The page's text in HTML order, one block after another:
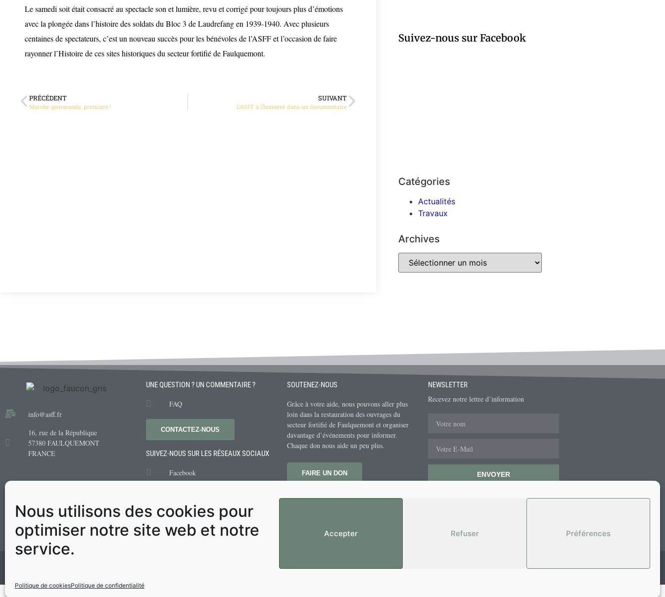
Nous utilisons des cookies pour
optimiser notre site web et notre
service.
Accepter Refuser Préférences
Politique de cookiesPolitique de confidentialité
Le samedi soit était consacré au spectacle son et lumière, revu et corrigé pour toujours plus d’émotions
avec la plongée dans l’histoire des soldats du Bloc 3 de Laudrefang en 1939-1940. Avec plusieurs
centaines de spectateurs, c’est un nouveau succès pour les bénévoles de l’ASFF et l’occasion de faire
rayonner l’Histoire de ces sites historiques du secteur fortifié de Faulquemont.
PRÉCÉDENT
Marche gourmande, première !
SUIVANT
L’ASFF à l’honneur dans un documentaire
Suivez-nous sur Facebook
Catégories
Actualités
Travaux
Archives
info@asff.fr
16, rue de la République
57380 FAULQUEMONT
FRANCE
UNE QUESTION ? UN COMMENTAIRE ?
FAQ
CONTACTEZ-NOUS
SUIVEZ-NOUS SUR LES RÉSEAUX SOCIAUX
Facebook
LinkedIn
SOUTENEZ-NOUS
Grâce à votre aide, nous pouvons aller plus
loin dans la restauration des ouvrages du
secteur fortifié de Faulquemont et organiser
davantage d’événements pour informer.
Chaque don nous aide un peu plus.
FAIRE UN DON
NEWSLETTER
Recevez notre lettre d’information
ENVOYER
Mentions légales Suivez-nous sur les réseaux sociaux